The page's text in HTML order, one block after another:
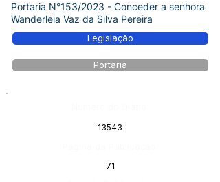
Portaria N°153/2023 - Conceder a senhora
Wanderleia Vaz da Silva Pereira
Legislação
Portaria
13543
71